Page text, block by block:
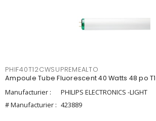
PHIF40T12CWSUPREMEALTO
Ampoule Tube Fluorescent 40 Watts 48 po
Manufacturier :
PHILIPS ELECTRONICS -LIGHT
# Manufacturier : 423889